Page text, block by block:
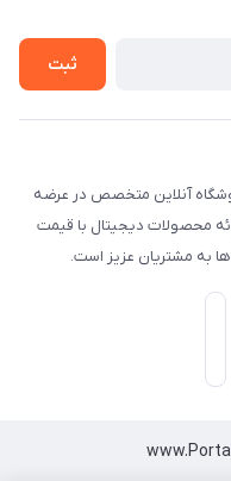
ثبت
آنلاین متخصص در عرضه
محصولات دیجیتال با قیمت
به مشتریان عزیز است.